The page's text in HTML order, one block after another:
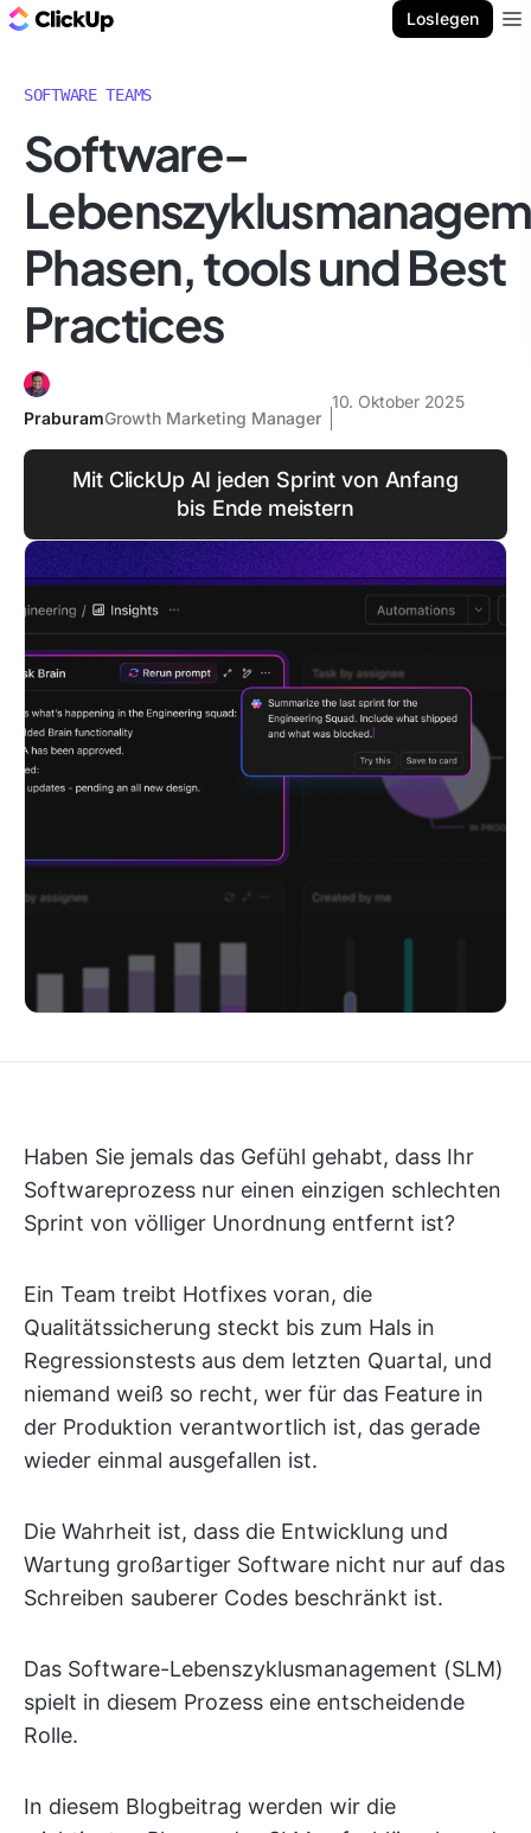
Loslegen
SOFTWARE TEAMS
Software-
Phasen, tools und Best
Practices
PraburamGrowth Marketing Manager
10. Oktober 2025
Mit ClickUp AI jeden Sprint von Anfang
bis Ende meistern
Haben Sie jemals das Gefühl gehabt, dass Ihr
Softwareprozess nur einen einzigen schlechten
Sprint von völliger Unordnung entfernt ist?
Ein Team treibt Hotfixes voran, die
Qualitätssicherung steckt bis zum Hals in
Regressionstests aus dem letzten Quartal, und
niemand weiß so recht, wer für das Feature in
der Produktion verantwortlich ist, das gerade
wieder einmal ausgefallen ist.
Die Wahrheit ist, dass die Entwicklung und
Wartung großartiger Software nicht nur auf das
Schreiben sauberer Codes beschränkt ist.
Das Software-Lebenszyklusmanagement (SLM)
spielt in diesem Prozess eine entscheidende
Rolle.
In diesem Blogbeitrag werden wir die